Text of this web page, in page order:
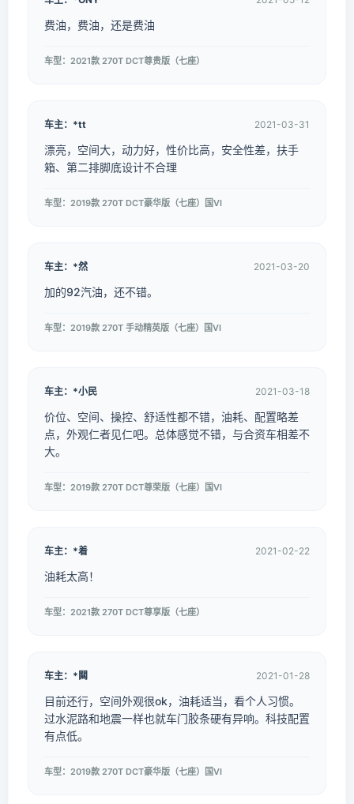
费油，费油，还是费油
车型：2021款 270T DCT尊贵版（七座）
车主：*tt 2021-03-31
漂亮，空间大，动力好，性价比高，安全性差，扶手
箱、第二排脚底设计不合理
车型：2019款 270T DCT豪华版（七座）国VI
车主：*然 2021-03-20
加的92汽油，还不错。
车型：2019款 270T 手动精英版（七座）国VI
车主：*小民 2021-03-18
价位、空间、操控、舒适性都不错，油耗、配置略差
点，外观仁者见仁吧。总体感觉不错，与合资车相差不
大。
车型：2019款 270T DCT尊荣版（七座）国VI
车主：*着 2021-02-22
油耗太高！
车型：2021款 270T DCT尊享版（七座）
车主：*闗 2021-01-28
目前还行，空间外观很ok，油耗适当，看个人习惯。
过水泥路和地震一样也就车门胶条硬有异响。科技配置
有点低。
车型：2019款 270T DCT豪华版（七座）国VI